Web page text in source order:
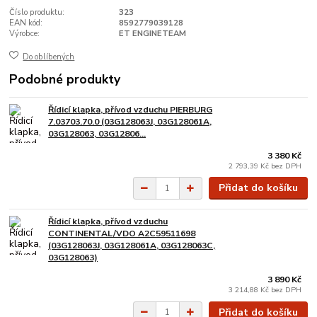
Číslo produktu:
323
EAN kód:
8592779039128
Výrobce:
ET ENGINETEAM
Do oblíbených
Podobné produkty
Řídicí klapka, přívod vzduchu PIERBURG
7.03703.70.0 (03G128063J, 03G128061A,
03G128063, 03G12806...
3 380 Kč
2 793,39 Kč bez DPH
Přidat do košíku
Řídicí klapka, přívod vzduchu
CONTINENTAL/VDO A2C59511698
(03G128063J, 03G128061A, 03G128063C,
03G128063)
3 890 Kč
3 214,88 Kč bez DPH
Přidat do košíku